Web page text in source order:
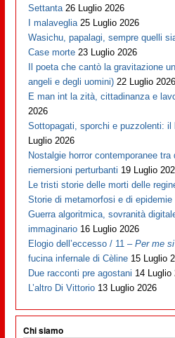
Settanta 26 Luglio 2026
I malaveglia 25 Luglio 2026
Wasichu, papalagi, sempre quelli
Case morte 23 Luglio 2026
Il poeta che cantò la gravitazione
angeli e degli uomini) 22 Luglio 2026
E man int la zità, cittadinanza e
2026
Sottopagati, sporchi e puzzolenti:
Luglio 2026
Nostalgie horror contemporanee
riemersioni perturbanti 19 Luglio
Le tristi storie delle morti delle
Storie di metamorfosi e di epidemie
Guerra algoritmica, sovranità
immaginario 16 Luglio 2026
Elogio dell’eccesso / 11 –Per me
fucina infernale di Cèline 15 Luglio
Due racconti pre agostani 14 Luglio
L’altro Di Vittorio 13 Luglio 2026
Chi siamo